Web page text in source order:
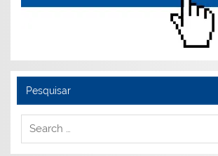
Pesquisar